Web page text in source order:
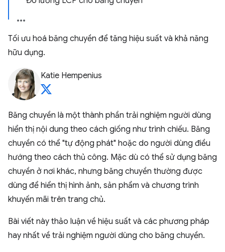
Tối ưu hoá băng chuyền để tăng hiệu suất và khả năng
hữu dụng.
Katie Hempenius
Băng chuyền là một thành phần trải nghiệm người dùng
hiển thị nội dung theo cách giống như trình chiếu. Băng
chuyền có thể "tự động phát" hoặc do người dùng điều
hướng theo cách thủ công. Mặc dù có thể sử dụng băng
chuyền ở nơi khác, nhưng băng chuyền thường được
dùng để hiển thị hình ảnh, sản phẩm và chương trình
khuyến mãi trên trang chủ.
Bài viết này thảo luận về hiệu suất và các phương pháp
hay nhất về trải nghiệm người dùng cho băng chuyền.